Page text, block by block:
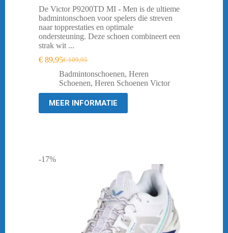
De Victor P9200TD MI - Men is de ultieme
badmintonschoen voor spelers die streven
naar topprestaties en optimale
ondersteuning. Deze schoen combineert een
strak wit ...
€109,95
Oorspronkelijke
prijs
was:
€ 109,95.
€ 89,95Huidige
prijs
is:
€ 89,95.
Badmintonschoenen, Heren
Schoenen, Heren Schoenen Victor
MEER INFORMATIE
-17%